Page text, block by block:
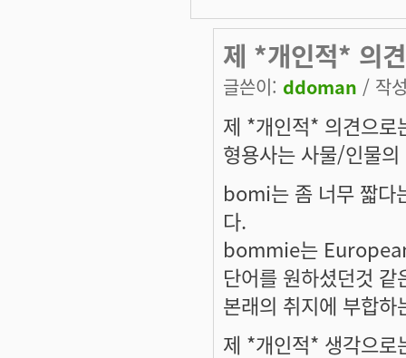
제 *개인적* 의
글쓴이: ddoman / 작
제 *개인적* 의견으
형용사는 사물/인물
bomi는 좀 너무 짧다
다.
bommie는
단어를 원하셨던것 같
본래의 취지에 부합
제 *개인적* 생각으